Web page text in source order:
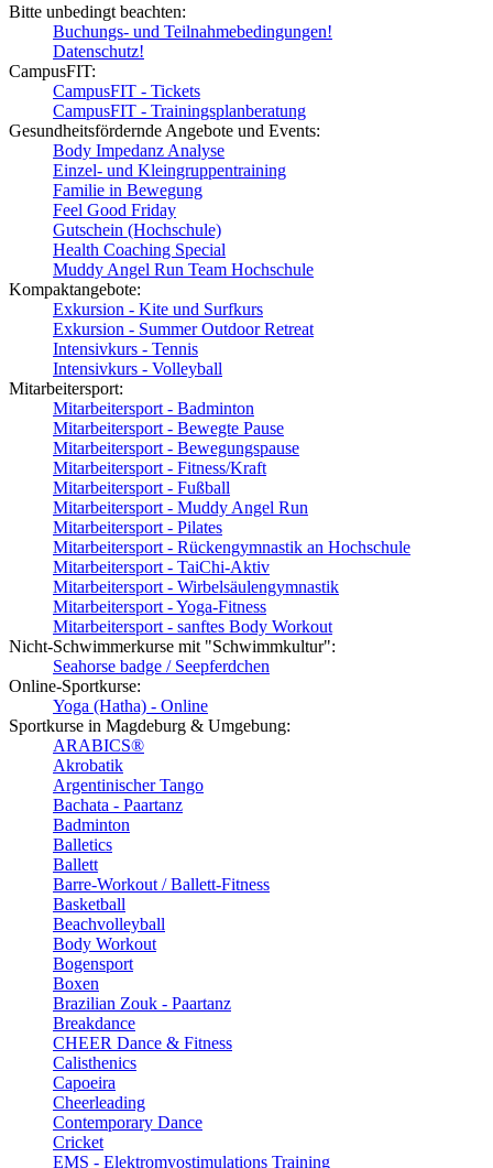
Bitte unbedingt beachten:
Buchungs- und Teilnahmebedingungen!
Datenschutz!
CampusFIT:
CampusFIT - Tickets
CampusFIT - Trainingsplanberatung
Gesundheitsfördernde Angebote und Events:
Body Impedanz Analyse
Einzel- und Kleingruppentraining
Familie in Bewegung
Feel Good Friday
Gutschein (Hochschule)
Health Coaching Special
Muddy Angel Run Team Hochschule
Kompaktangebote:
Exkursion - Kite und Surfkurs
Exkursion - Summer Outdoor Retreat
Intensivkurs - Tennis
Intensivkurs - Volleyball
Mitarbeitersport:
Mitarbeitersport - Badminton
Mitarbeitersport - Bewegte Pause
Mitarbeitersport - Bewegungspause
Mitarbeitersport - Fitness/Kraft
Mitarbeitersport - Fußball
Mitarbeitersport - Muddy Angel Run
Mitarbeitersport - Pilates
Mitarbeitersport - Rückengymnastik an Hochschule
Mitarbeitersport - TaiChi-Aktiv
Mitarbeitersport - Wirbelsäulengymnastik
Mitarbeitersport - Yoga-Fitness
Mitarbeitersport - sanftes Body Workout
Nicht-Schwimmerkurse mit "Schwimmkultur":
Seahorse badge / Seepferdchen
Online-Sportkurse:
Yoga (Hatha) - Online
Sportkurse in Magdeburg & Umgebung:
ARABICS®
Akrobatik
Argentinischer Tango
Bachata - Paartanz
Badminton
Balletics
Ballett
Barre-Workout / Ballett-Fitness
Basketball
Beachvolleyball
Body Workout
Bogensport
Boxen
Brazilian Zouk - Paartanz
Breakdance
CHEER Dance & Fitness
Calisthenics
Capoeira
Cheerleading
Contemporary Dance
Cricket
EMS - Elektromyostimulations Training